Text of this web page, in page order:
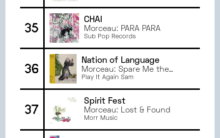
35
CHAI
Morceau: PARA PARA
Sub Pop Records
36
Nation of Language
Morceau: Spare Me the
Decision
Play It Again Sam
37
Spirit Fest
Morceau: Lost & Found
Morr Music